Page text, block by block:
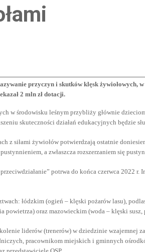
przyczyn i skutków klęsk
2 mln zł dotacji.
w środowisku leśnym przybliży głównie
skuteczności działań edukacyjnych będzie
z siłami żywiołów potwierdzają ostatnie
a zwłaszcza rozszerzaniem się
potrwa do końca czerwca 2022
łódzkim (ogień – klęski pożarów lasu),
oraz mazowieckim (woda – klęski
liderów (trenerów) w dziedzinie
pracownikom miejskich i gminnych